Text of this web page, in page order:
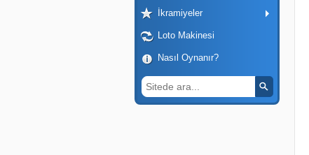
İkramiyeler
Loto Makinesi
Nasıl Oynanır?